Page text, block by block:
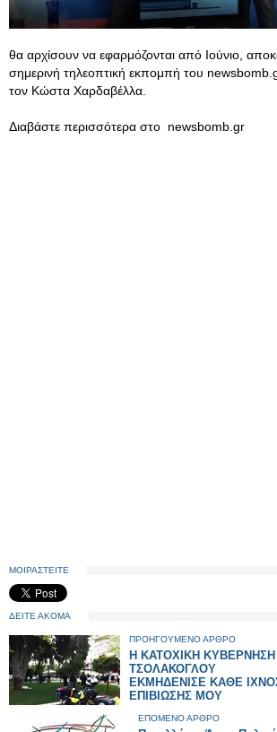
θα αρχίσουν να εφαρμόζονται από Ιούνιο,
σημερινή τηλεοπτική εκπομπή του
τον Κώστα Χαρδαβέλλα.
Διαβάστε περισσότερα στο newsbomb.gr
ΜΟΙΡΑΣΤΕΙΤΕ
ΔΕΙΤΕ ΑΚΟΜΑ
ΠΡΟΗΓΟΥΜΕΝΟ ΑΡΘΡΟ
Η ΚΑΤΟΧΙΚΗ ΚΥΒΕΡΝΗΣΗ
ΤΣΟΛΑΚΟΓΛΟΥ
ΕΚΜΗΔΕΝΙΣΕ ΚΑΘΕ
ΕΠΙΒΙΩΣΗΣ ΜΟΥ
ΕΠΟΜΕΝΟ ΑΡΘΡΟ